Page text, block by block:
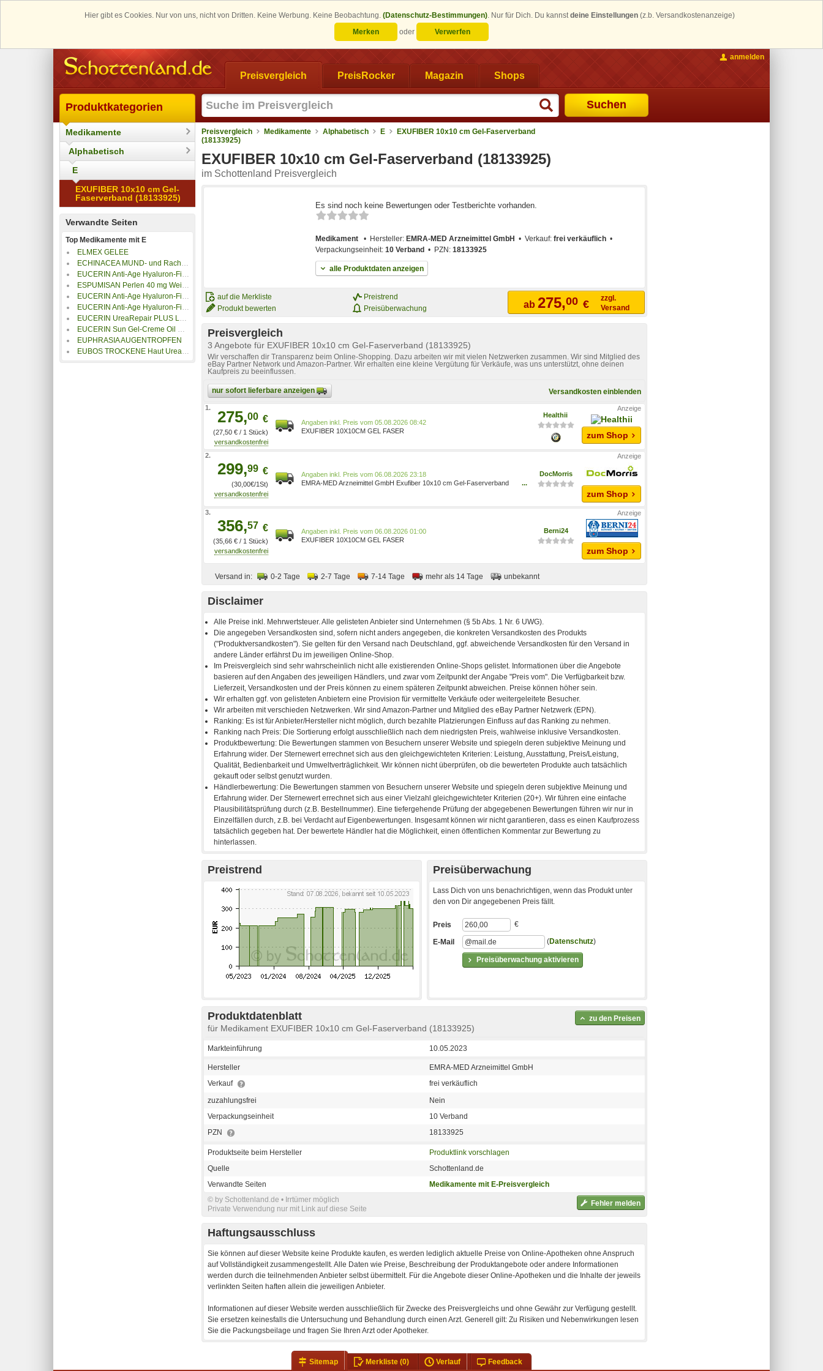
Hier gibt es Cookies. Nur von uns, nicht von Dritten. Keine Werbung. Keine Beobachtung. (Datenschutz-Bestimmungen). Nur für Dich. Du kannstdeine Einstellungen (z.b. Versandkostenanzeige)
Merken
oder Verwerfen
Preisvergleich PreisRocker Magazin Shops
Suchen
anmelden
Produktkategorien
Medikamente
Alphabetisch
E
EXUFIBER 10x10 cm Gel-
Faserverband (18133925)
Verwandte Seiten
Top Medikamente mit E
ELMEX GELEE
ECHINACEA MUND- und Rachenspray
EUCERIN Anti-Age Hyaluron-Filler Tag t.H.LSF 15
ESPUMISAN Perlen 40 mg Weichkapseln
EUCERIN Anti-Age Hyaluron-Filler Nacht Tiegel
EUCERIN Anti-Age Hyaluron-Filler Nacht Refill
EUCERIN UreaRepair PLUS Lotion 10%
EUCERIN Sun Gel-Creme Oil Contr.Anti-Gl.Eff.LSF50+
EUPHRASIA AUGENTROPFEN
EUBOS TROCKENE Haut Urea 10% Fußcreme
Preisvergleich Medikamente Alphabetisch E
EXUFIBER 10x10 cm Gel-Faserverband
(18133925)
EXUFIBER 10x10 cm Gel-Faserverband (18133925)
im Schottenland Preisvergleich
Es sind noch keine Bewertungen oder Testberichte vorhanden.
Medikament Hersteller: EMRA-MED Arzneimittel GmbH Verkauf: frei verkäuflich
Verpackungseinheit: 10 Verband PZN: 18133925
alle Produktdaten anzeigen
auf die Merkliste
Produkt bewerten
Preistrend
Preisüberwachung
ab 275,00 €
zzgl.
Versand
Preisvergleich
3 Angebote für EXUFIBER 10x10 cm Gel-Faserverband (18133925)
Wir verschaffen dir Transparenz beim Online-Shopping. Dazu arbeiten wir mit vielen Netzwerken zusammen. Wir sind Mitglied des
eBay Partner Network und Amazon-Partner. Wir erhalten eine kleine Vergütung für Verkäufe, was uns unterstützt, ohne deinen
Kaufpreis zu beeinflussen.
nur sofort lieferbare anzeigen Versandkosten einblenden
1. 275,00 €
(27,50 € / 1 Stück)
Preis vom 05.08.2026 08:42
EXUFIBER 10X10CM GEL FASER
Healthii
zum Shop
2.
299,99 €
(30,00€/1St)
Preis vom 06.08.2026 23:18
EMRA-MED Arzneimittel GmbH Exufiber 10x10 cm Gel-Faserverband
...
DocMorris
zum Shop
3.
356,57 €
(35,66 € / 1 Stück)
Preis vom 06.08.2026 01:00
EXUFIBER 10X10CM GEL FASER
Berni24
zum Shop
Versand in: 0-2 Tage 2-7 Tage 7-14 Tage mehr als 14 Tage unbekannt
Disclaimer
Preistrend Preisüberwachung
Lass Dich von uns benachrichtigen, wenn das Produkt unter
den von Dir angegebenen Preis fällt.
Preisüberwachung aktivieren
Preis €
E-Mail (Datenschutz)
Produktdatenblatt
für Medikament EXUFIBER 10x10 cm Gel-Faserverband (18133925)
zu den Preisen
Markteinführung 10.05.2023
Hersteller
EMRA-MED Arzneimittel GmbH
Verkauf
frei verkäuflich
zuzahlungsfrei
Nein
Verpackungseinheit
10 Verband
PZN
18133925
Produktseite beim Hersteller
Produktlink vorschlagen
Quelle
Schottenland.de
Verwandte Seiten
Medikamente mit E-Preisvergleich
Fehler melden
© by Schottenland.de • Irrtümer möglich
Private Verwendung nur mit Link auf diese Seite
Haftungsausschluss
Sie können auf dieser Website keine Produkte kaufen, es werden lediglich aktuelle Preise von Online-Apotheken ohne Anspruch
auf Vollständigkeit zusammengestellt. Alle Daten wie Preise, Beschreibung der Produktangebote oder andere Informationen
werden durch die teilnehmenden Anbieter selbst übermittelt. Für die Angebote dieser Online-Apotheken und die Inhalte der jeweils
verlinkten Seiten haften allein die jeweiligen Anbieter.
Informationen auf dieser Website werden ausschließlich für Zwecke des Preisvergleichs und ohne Gewähr zur Verfügung gestellt.
Sie ersetzen keinesfalls die Untersuchung und Behandlung durch einen Arzt. Generell gilt: Zu Risiken und Nebenwirkungen lesen
Sie die Packungsbeilage und fragen Sie Ihren Arzt oder Apotheker.
Sitemap Merkliste(0) Verlauf Feedback